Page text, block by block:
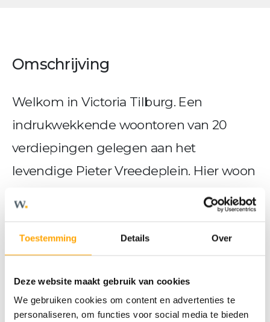
Toestemming Details Over
Deze website maakt gebruik van cookies
We gebruiken cookies om content en advertenties te
personaliseren, om functies voor social media te bieden
Omschrijving
Welkom in Victoria Tilburg. Een
indrukwekkende woontoren van 20
verdiepingen gelegen aan het
levendige Pieter Vreedeplein. Hier woon
je in het bruisende stadscentrum, op
loopafstand van winkels, horeca en het
centraal station. De nieuwbouw
duurzaam én variëren in grootte van
circa 50 m² tot maar liefst 120 m².